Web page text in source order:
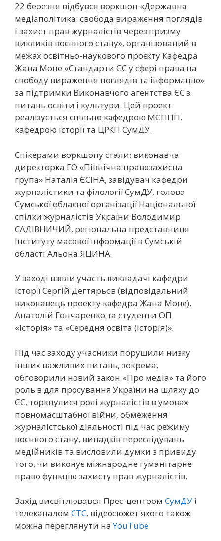
22 березня відбувся воркшоп «Державна
медіаполітика: свобода вираження поглядів
і захист прав журналістів через призму
викликів воєнного стану», організований в
межах освітньо-наукового проєкту Кафедра
Жана Моне «Стандарти ЄС у сфері права на
свободу вираження поглядів та інформацію»
за підтримки Виконавчого агентства ЄС з
питань освіти і культури. Цей проект
реалізується спільно кафедрою МЄППП,
кафедрою історії та ЦРКП СумДУ.
Спікерами воркшопу стали: виконавча
директорка ГО «Північна правозахисна
група» Наталія ЄСІНА, завідувач кафедри
журналістики та філології СумДУ, голова
Сумської обласної організації Національної
спілки журналістів України Володимир
САДІВНИЧИЙ, регіональна представниця
Інституту масової інформації в Сумській
області Альона ЯЦИНА.
У заході взяли участь викладачі кафедри
історії Сергій Дегтярьов (відповідальний
виконавець проекту кафедра Жана Моне),
Анатолій Гончаренко та студенти ОП
«Історія» та «Середня освіта (Історія)».
Під час заходу учасники порушили низку
інших важливих питань, зокрема,
обговорили новий закон «Про медіа» та його
роль в для просування України на шляху до
ЄС, торкнулися ролі журналістів в умовах
повномасштабної війни, обмеження
журналістської діяльності під час режиму
воєнного стану, випадків переслідувань
медійників та висловили думки з привиду
того, чи виконує міжнародне гуманітарне
право функцію захисту прав журналістів.
Захід висвітлювався Прес-центром СумДУ і
телеканалом СТС, відеосюжет якого також
можна переглянути наYouTube